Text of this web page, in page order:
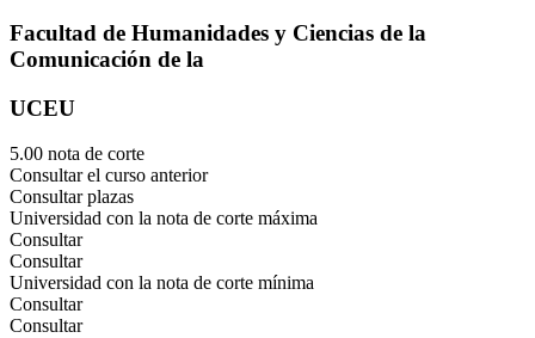
Facultad de Humanidades y Ciencias de la
Comunicación de la
UCEU
5.00 nota de corte
Consultar el curso anterior
Consultar plazas
Universidad con la nota de corte máxima
Consultar
Consultar
Universidad con la nota de corte mínima
Consultar
Consultar